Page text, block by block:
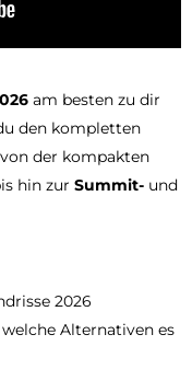
am besten zu dir
den kompletten
der kompakten
hin zur Summit- und
2026
Alternativen es